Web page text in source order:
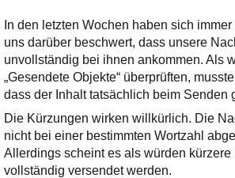
In den letzten Wochen haben sich
uns darüber beschwert, dass unsere
unvollständig bei ihnen ankommen. Als
„Gesendete Objekte“ überprüften,
dass der Inhalt tatsächlich beim Senden
Die Kürzungen wirken willkürlich. Die
nicht bei einer bestimmten Wortzahl
Allerdings scheint es als würden kürzere
vollständig versendet werden.
bereithält!
Wie z.B. Outlook,
GMail, Thunderbird
oder auch
KuNoMail, usw.
Ihre E-Mail
Adresse:
E-Mail